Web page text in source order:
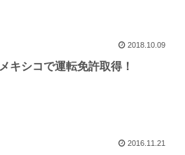
2018.10.09
メキシコで運転免許取得！
2016.11.21